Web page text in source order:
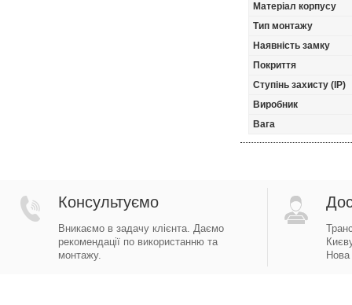
Матеріал корпусу
Тип монтажу
Наявність замку
Покриття
Ступінь захисту (IP)
Виробник
Вага
Консультуємо
Вникаємо в задачу клієнта. Даємо
рекомендації по використанню та
монтажу.